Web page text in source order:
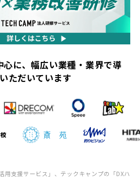
心に、幅広い業種・業界で導
ただいています
用支援サービス」、テックキャンプの「DXハ